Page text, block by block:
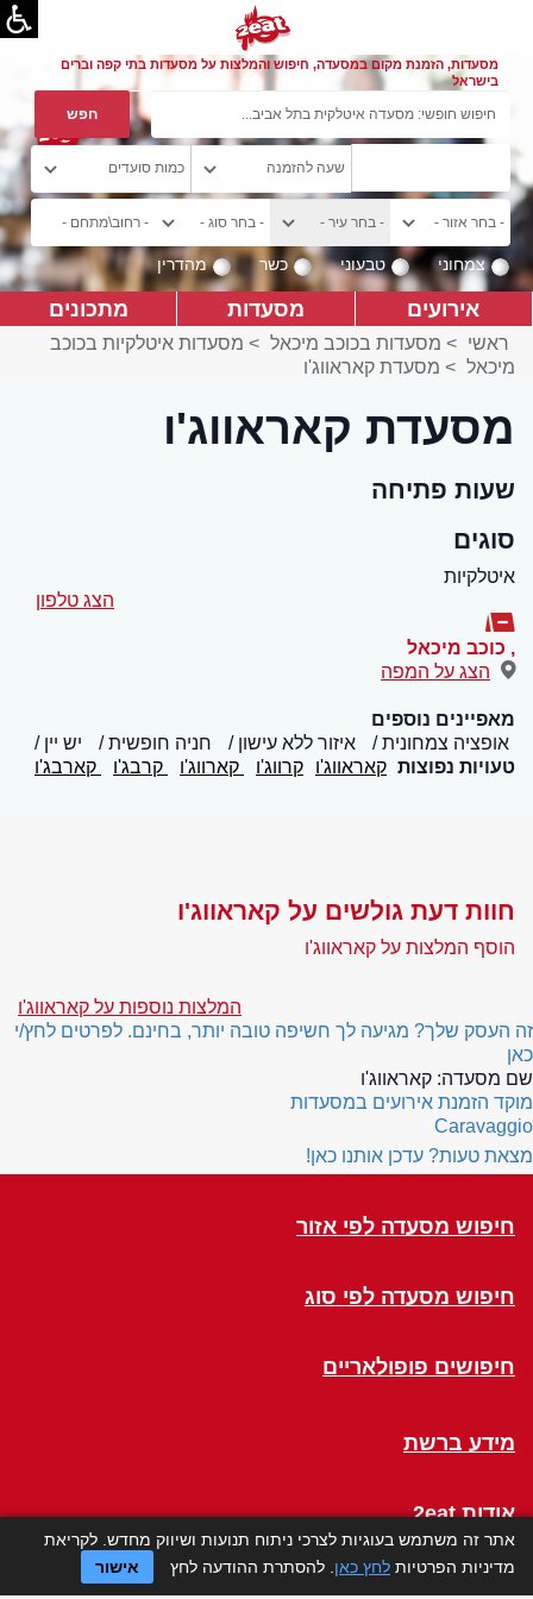
מסעדות, הזמנת מקום במסעדה, חיפוש והמלצות על מסעדות בתי קפה וברים
בישראל
צמחוני טבעוני כשר מהדרין
אירועים מסעדות מתכונים
ראשי > מסעדות בכוכב מיכאל > מסעדות איטלקיות בכוכב
מיכאל > מסעדת קאראווג'ו
מסעדת קאראווג'ו
שעות פתיחה
סוגים
איטלקיות
הצג טלפון
, כוכב מיכאל
הצג על המפה
מאפיינים נוספים
אופציה צמחונית
איזור ללא עישון חניה חופשית
יש יין
טעויות נפוצות קאראווג'ו קרווג'ו קארווג'ו קרבג'ו קארבג'ו
חוות דעת גולשים על קאראווג'ו
הוסף המלצות על קאראווג'ו
המלצות נוספות על קאראווג'ו
זה העסק שלך? מגיעה לך חשיפה טובה יותר, בחינם. לפרטים לחץ/י
כאן
שם מסעדה: קאראווג'ו
מוקד הזמנת אירועים במסעדות
Caravaggio
מצאת טעות? עדכן אותנו כאן!
חיפוש מסעדה לפי אזור
חיפוש מסעדה לפי סוג
חיפושים פופולאריים
מידע ברשת
אודות 2eat
Click a Table
אתר זה משתמש בעוגיות לצרכי ניתוח תנועות ושיווק מחדש. לקריאת
מדיניות הפרטיות לחץ כאן . להסתרת ההודעה לחץ אישור